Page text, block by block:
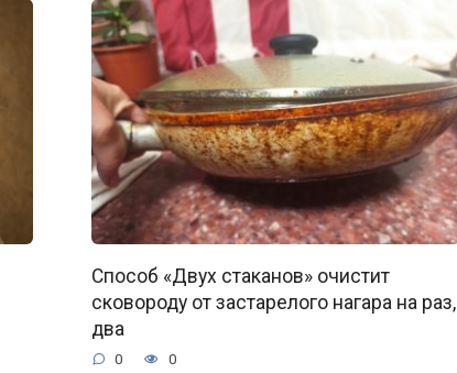
Способ «Двух стаканов» очистит
сковороду от застарелого нагара на раз,
два
0 0